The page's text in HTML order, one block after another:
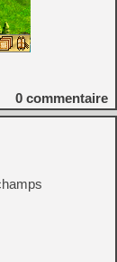
0 commentaire